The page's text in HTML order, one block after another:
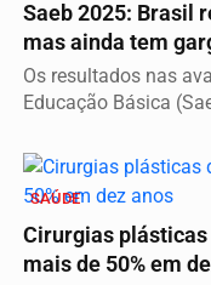
Saeb 2025: Brasil
mas ainda tem
Os resultados nas
Educação Básica
SAÚDE
Cirurgias plásticas
mais de 50% em